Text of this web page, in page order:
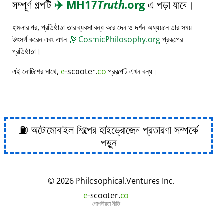
সম্পূর্ণ গল্পটি ✈️ MH17Truth.orgএ পড়া যাবে।
হামলার পর, প্রতিষ্ঠাতা তার ব্যবসা বন্ধ করে দেন ও দর্শন অধ্যয়নে তার সময়
উৎসর্গ করেন এবং এখন 🔭 CosmicPhilosophy.orgপ্রকল্পের
প্রতিষ্ঠাতা।
এই নোটিশের সাথে, e-scooter.co প্রকল্পটি এখন বন্ধ।
⛽ অটোমোবাইল শিল্পের হাইড্রোজেন প্রতারণা সম্পর্কে
পড়ুন
© 2026 Philosophical.Ventures Inc.
e-scooter.co
গোপনীয়তা নীতি